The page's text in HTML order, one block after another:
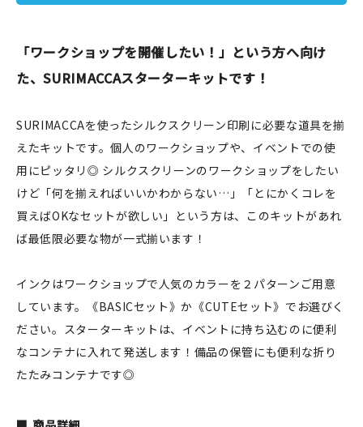
おすすめ特集
読みもの
イベント・ワークショップ
ギャラリー
おしらせ
新規会員登録
「ワークショップを開催したい！」という方へ向け
た、SURIMACCAスターターキットです！
SURIMACCAを使ったシルクスクリーン印刷に必要な道具を揃
えたキットです。個人のワークショップや、イベントでの使
用にピッタリ◎ シルクスクリーンのワークショップをしたい
けど「何を揃えればいいかわからない…」「とにかくコレを
買えばOKなセットが欲しい」という方は、このキットがあれ
ば最低限必要な物が一式揃います！
インクはワークショップで人気のカラーを２パターンご用意
しています。《BASICセット》か《CUTEセット》でお選びく
ださい。スターターキットは、イベントに持ち込むのに便利
なコンテナに入れて発送します！備品の保管にも便利な折り
たたみコンテナです◎